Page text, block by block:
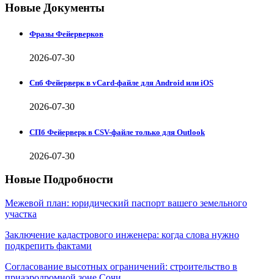
Новые Документы
Фразы Фейерверков
2026-07-30
Спб Фейерверк в vCard-файле для Android или iOS
2026-07-30
СПб Фейерверк в CSV-файле только для Outlook
2026-07-30
Новые Подробности
Межевой план: юридический паспорт вашего земельного
участка
Заключение кадастрового инженера: когда слова нужно
подкрепить фактами
Согласование высотных ограничений: строительство в